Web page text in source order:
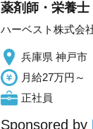
薬剤師・栄養
ハーベスト株式会
兵庫県 神戸市
月給27万円～
正社員
Sponsored by